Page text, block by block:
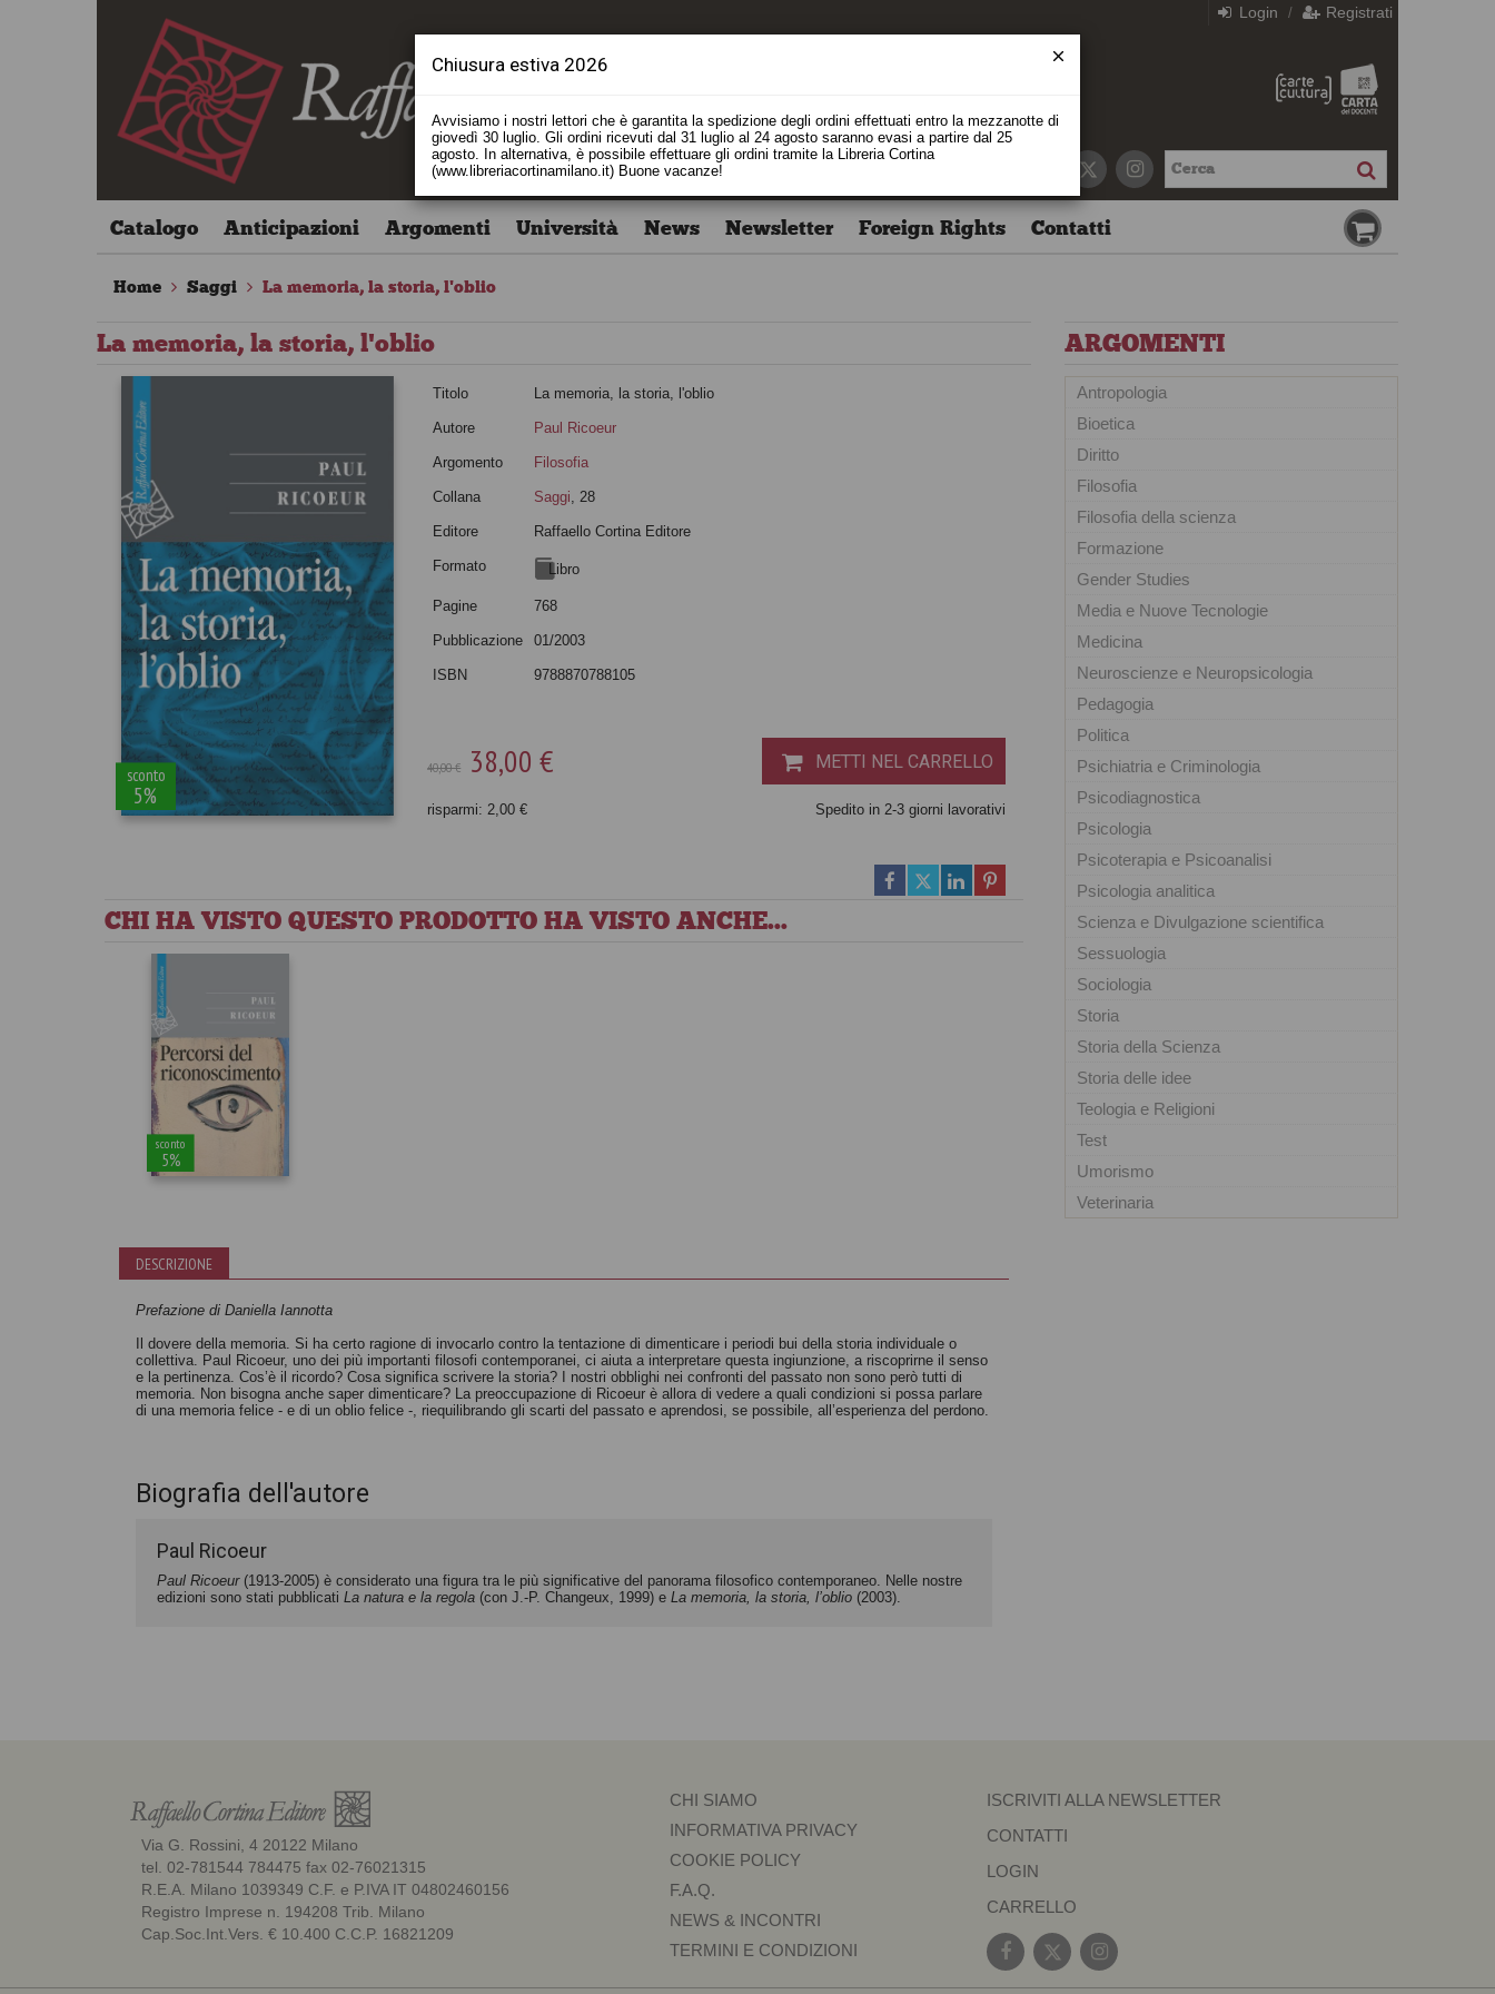
Login / Registrati
Catalogo Anticipazioni Argomenti Università News Newsletter Foreign Rights Contatti
Home Saggi La memoria, la storia, l'oblio
La memoria, la storia, l'oblio
sconto
5%
Titolo La memoria, la storia, l'oblio
Autore Paul Ricoeur
Argomento Filosofia
Collana Saggi, 28
Editore Raffaello Cortina Editore
Formato Libro
Pagine 768
Pubblicazione 01/2003
ISBN 9788870788105
40,00 € 38,00 € METTI NEL CARRELLO
risparmi: 2,00 € Spedito in 2-3 giorni lavorativi
CHI HA VISTO QUESTO PRODOTTO HA VISTO ANCHE...
sconto
5%
Percorsi del
Paul Ricoeur
DESCRIZIONE
Prefazione di Daniella Iannotta
Il dovere della memoria. Si ha certo ragione di invocarlo contro la tentazione di dimenticare i periodi bui della storia individuale o
collettiva. Paul Ricoeur, uno dei più importanti filosofi contemporanei, ci aiuta a interpretare questa ingiunzione, a riscoprirne il senso
e la pertinenza. Cos’è il ricordo? Cosa significa scrivere la storia? I nostri obblighi nei confronti del passato non sono però tutti di
memoria. Non bisogna anche saper dimenticare? La preoccupazione di Ricoeur è allora di vedere a quali condizioni si possa parlare
di una memoria felice - e di un oblio felice -, riequilibrando gli scarti del passato e aprendosi, se possibile, all’esperienza del perdono.
Biografia dell'autore
Paul Ricoeur
Paul Ricoeur(1913-2005) è considerato una figura tra le più significative del panorama filosofico contemporaneo. Nelle nostre
edizioni sono stati pubblicati La natura e la regola (con J.-P. Changeux, 1999) e La memoria, la storia, l’oblio (2003).
ARGOMENTI
Antropologia
Bioetica
Diritto
Filosofia
Filosofia della scienza
Formazione
Gender Studies
Media e Nuove Tecnologie
Medicina
Neuroscienze e Neuropsicologia
Pedagogia
Politica
Psichiatria e Criminologia
Psicodiagnostica
Psicologia
Psicoterapia e Psicoanalisi
Psicologia analitica
Scienza e Divulgazione scientifica
Sessuologia
Sociologia
Storia
Storia della Scienza
Storia delle idee
Teologia e Religioni
Test
Umorismo
Veterinaria
Via G. Rossini, 4 20122 Milano
tel. 02-781544 784475 fax 02-76021315
R.E.A. Milano 1039349 C.F. e P.IVA IT 04802460156
Registro Imprese n. 194208 Trib. Milano
Cap.Soc.Int.Vers. € 10.400 C.C.P. 16821209
CHI SIAMO
INFORMATIVA PRIVACY
COOKIE POLICY
F.A.Q.
NEWS & INCONTRI
TERMINI E CONDIZIONI
ISCRIVITI ALLA NEWSLETTER
CONTATTI
LOGIN
CARRELLO
Chiusura estiva 2026
Avvisiamo i nostri lettori che è garantita la spedizione degli ordini effettuati entro la mezzanotte di
giovedì 30 luglio. Gli ordini ricevuti dal 31 luglio al 24 agosto saranno evasi a partire dal 25
agosto. In alternativa, è possibile effettuare gli ordini tramite la Libreria Cortina
(www.libreriacortinamilano.it) Buone vacanze!